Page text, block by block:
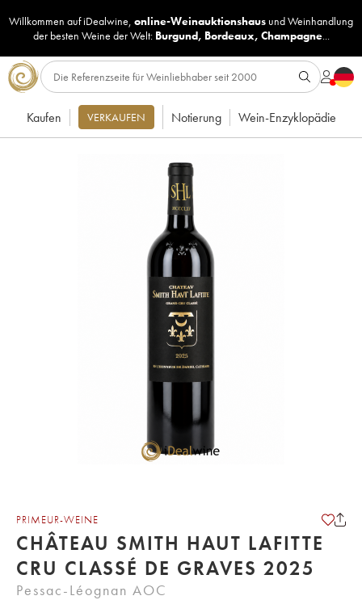
Willkommen auf iDealwine, online-Weinauktionshaus undWeinhandlung
der besten Weine der Welt: Burgund, Bordeaux, Champagne...
Kaufen VERKAUFEN Notierung Wein-Enzyklopädie
PRIMEUR-WEINE
CHÂTEAU SMITH HAUT LAFITTE
CRU CLASSÉ DE GRAVES 2025
Pessac-Léognan AOC